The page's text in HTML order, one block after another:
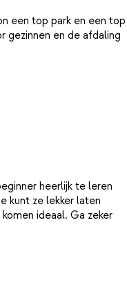
een top park en een top
gezinnen en de afdaling
heerlijk te leren
kunt ze lekker laten
ideaal. Ga zeker